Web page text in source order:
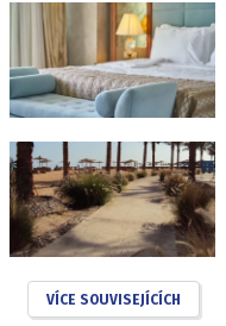
VÍCE SOUVISEJÍCÍCH